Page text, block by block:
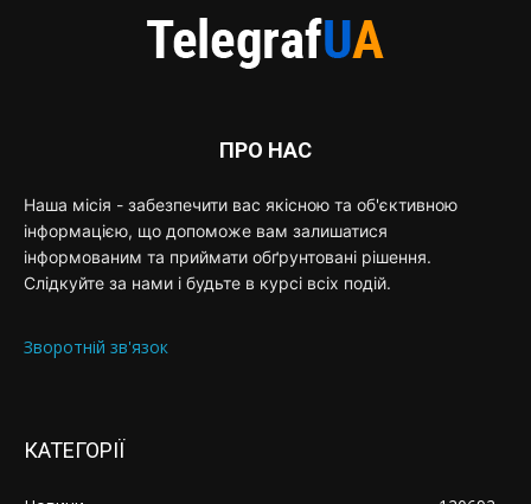
ПРО НАС
Наша місія - забезпечити вас якісною та об'єктивною
інформацією, що допоможе вам залишатися
інформованим та приймати обґрунтовані рішення.
Слідкуйте за нами і будьте в курсі всіх подій.
Зворотній зв'язок
КАТЕГОРІЇ